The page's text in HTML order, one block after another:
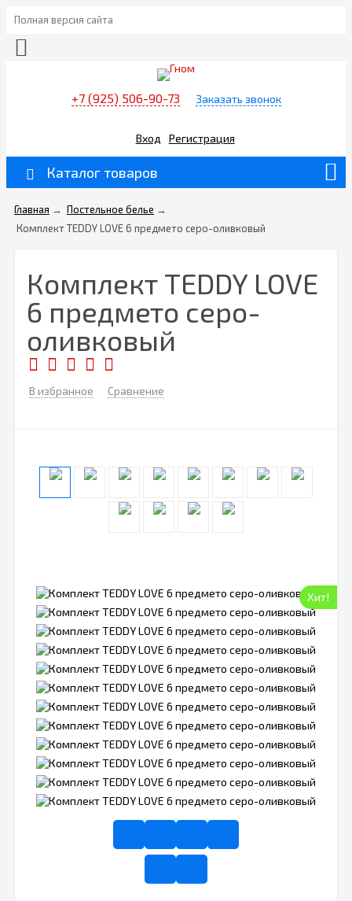
Полная версия сайта
+7 (925) 506-90-73 Заказать звонок
Вход Регистрация
Каталог товаров
Главная → Постельное белье →
Комплект TEDDY LOVE 6 предмето серо-оливковый
Комплект TEDDY LOVE
6 предмето серо-
оливковый
В избранное Сравнение
Хит!